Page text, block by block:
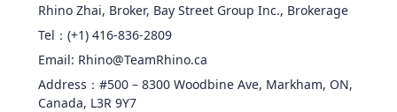
Rhino Zhai, Broker, Bay Street Group Inc., Brokerage
Tel：(+1) 416-836-2809
Email: Rhino@TeamRhino.ca
Address：#500 – 8300 Woodbine Ave, Markham, ON,
Canada, L3R 9Y7